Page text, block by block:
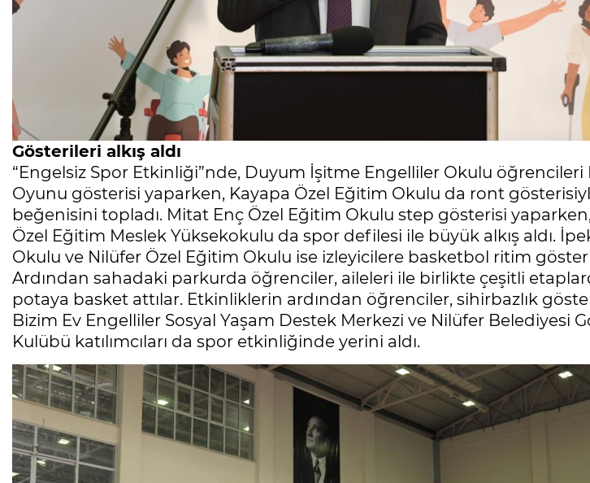
Gösterileri alkış aldı
“Engelsiz Spor Etkinliği”nde, Duyum İşitme Engelliler Okulu öğrencileri
Oyunu gösterisi yaparken, Kayapa Özel Eğitim Okulu da ront
beğenisini topladı. Mitat Enç Özel Eğitim Okulu step gösterisi
Özel Eğitim Meslek Yüksekokulu da spor defilesi ile büyük alkış aldı.
Okulu ve Nilüfer Özel Eğitim Okulu ise izleyicilere basketbol ritim
Ardından sahadaki parkurda öğrenciler, aileleri ile birlikte çeşitli
potaya basket attılar. Etkinliklerin ardından öğrenciler, sihirbazlık
Bizim Ev Engelliler Sosyal Yaşam Destek Merkezi ve Nilüfer Belediyesi
Kulübü katılımcıları da spor etkinliğinde yerini aldı.